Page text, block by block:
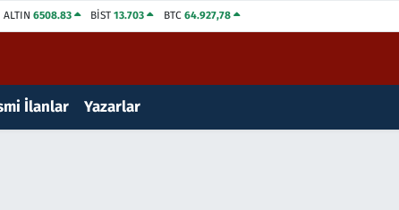
ALTIN 6508.83 BİST13.703 BTC 64.927,78
İlanlar Yazarlar